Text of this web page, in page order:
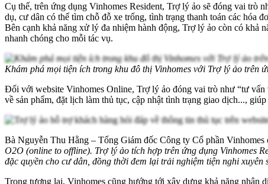
Cụ thể, trên ứng dụng Vinhomes Resident, Trợ lý ảo sẽ đóng vai trò
dụ, cư dân có thể tìm chỗ đỗ xe trống, tình trạng thanh toán các hóa
Bên cạnh khả năng xử lý đa nhiệm hành động, Trợ lý ảo còn có khả
nhanh chóng cho mỗi tác vụ.
Khám phá mọi tiện ích trong khu đô thị Vinhomes với Trợ lý ảo trên
Đối với website Vinhomes Online, Trợ lý ảo đóng vai trò như “tư vấn
về sản phẩm, đặt lịch làm thủ tục, cập nhật tình trạng giao dịch...,
Bà Nguyễn Thu Hằng – Tổng Giám đốc Công ty Cổ phần Vinhomes
O2O (online to offline). Trợ lý ảo tích hợp trên ứng dụng Vinhomes
đặc quyền cho cư dân, đồng thời đem lại trải nghiệm tiện nghi xuyên
Trong tương lai, Vinhomes cũng hướng tới xây dựng khả năng nhận